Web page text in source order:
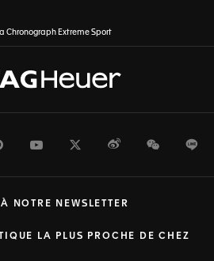
Chronograph Extreme Sport
PinterestYoutubeTwitterWeiboWeChat
LA PLUS PROCHE DE CHEZ
NOTRE NEWSLETTER